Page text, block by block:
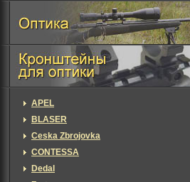
APEL
BLASER
Ceska Zbrojovka
CONTESSA
Dedal